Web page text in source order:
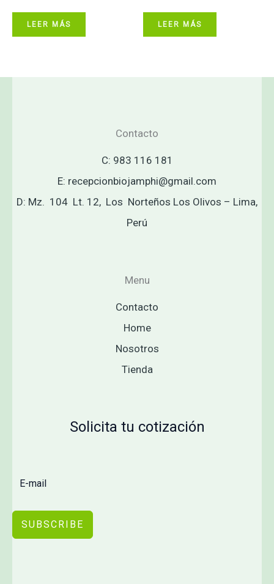
LEER MÁS LEER MÁS
Contacto
C: 983 116 181
E: recepcionbiojamphi@gmail.com
D: Mz. 104 Lt. 12, Los Norteños Los Olivos – Lima,
Perú
Menu
Contacto
Home
Nosotros
Tienda
Solicita tu cotización
SUBSCRIBE